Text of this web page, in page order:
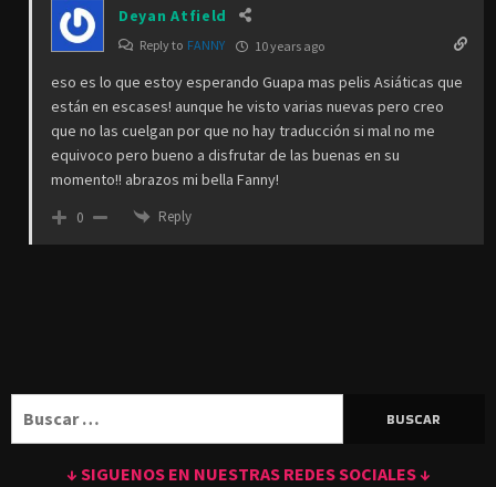
Deyan Atfield
Reply to FANNY 10 years ago
eso es lo que estoy esperando Guapa mas pelis Asiáticas que
están en escases! aunque he visto varias nuevas pero creo
que no las cuelgan por que no hay traducción si mal no me
equivoco pero bueno a disfrutar de las buenas en su
momento!! abrazos mi bella Fanny!
0 Reply
↓ SIGUENOS EN NUESTRAS REDES SOCIALES ↓